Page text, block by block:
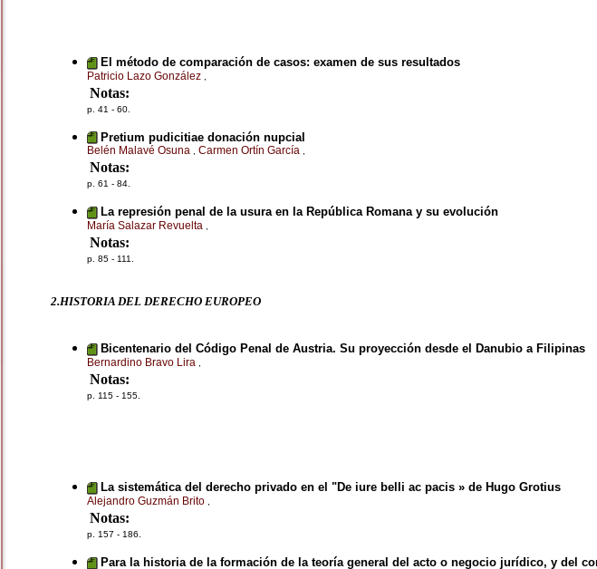
El método de comparación de casos: examen de sus resultados
Patricio Lazo González
Notas:
p. 41 - 60.
Pretium pudicitiae donación nupcial
Belén Malavé Osuna , Carmen Ortín García ,
Notas:
p. 61 - 84.
La represión penal de la usura en la República Romana y su evolución
María Salazar Revuelta ,
Notas:
p. 85 - 111.
2.HISTORIA DEL DERECHO EUROPEO
Bicentenario del Código Penal de Austria. Su proyección desde el Danubio a Filipinas
Bernardino Bravo Lira
Notas:
p. 115 - 155.
La sistemática del derecho privado en el "De iure belli ac pacis » de Hugo Grotius
Alejandro Guzmán Brito
Notas:
p. 157 - 186.
Para la historia de la formación de la teoría general del acto o negocio jurídico, y del